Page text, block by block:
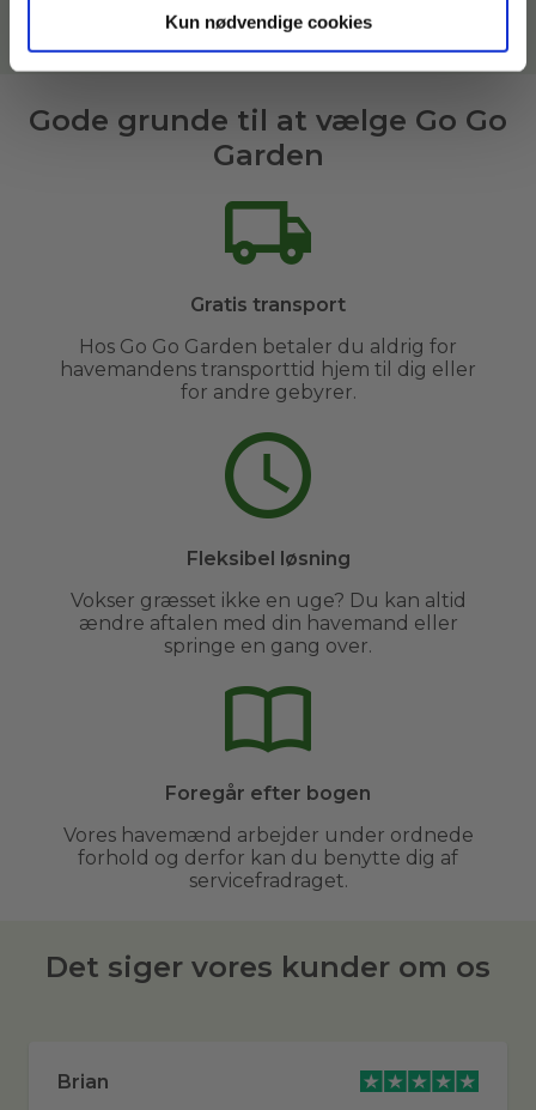
Kun nødvendige cookies
Læs mere om vores havemænd her
Gode grunde til at vælge Go Go
Garden
Gratis transport
Hos Go Go Garden betaler du aldrig for
havemandens transporttid hjem til dig eller
for andre gebyrer.
Fleksibel løsning
Vokser græsset ikke en uge? Du kan altid
ændre aftalen med din havemand eller
springe en gang over.
Foregår efter bogen
Vores havemænd arbejder under ordnede
forhold og derfor kan du benytte dig af
servicefradraget.
Det siger vores kunder om os
Brian